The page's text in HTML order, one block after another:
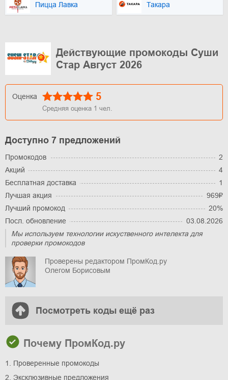
Пицца Лавка Такара
Действующие промокоды Суши
Стар Август 2026
Оценка 5
Средняя оценка 1 чел.
Доступно 7 предложений
Промокодов
2
Акций
4
Бесплатная доставка
1
Лучшая акция
969₽
Лучший промокод
20%
Посл. обновление
03.08.2026
Мы используем технологии искуственного интелекта для
проверки промокодов
Проверены редактором ПромКод.ру
Олегом Борисовым
Посмотреть коды ещё раз
Почему ПромКод.ру
1. Проверенные промокоды
2. Эксклюзивные предложения